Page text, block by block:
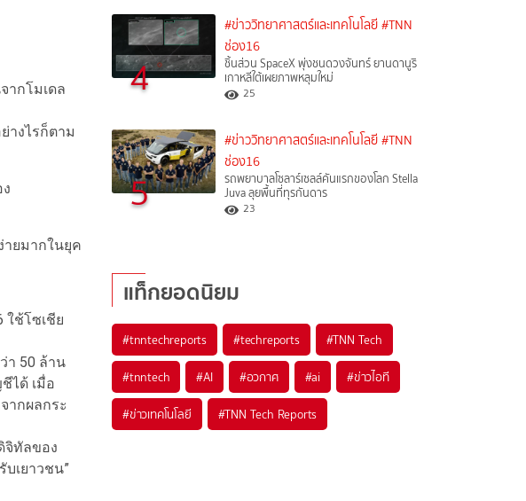
ากโมเดล
างไรก็ตาม
ายมากในยุค
ใช้โซเชีย
า 50 ล้าน
ได้ เมื่อ
ากผลกระ
จิทัลของ
เยาวชน”
4
#ข่าววิทยาศาสตร์และเทคโนโลยี #TNN
ช่อง16
ชิ้นส่วน SpaceX พุ่งชนดวงจันทร์ ยานดานูริ
เกาหลีใต้เผยภาพหลุมใหม่
25
5
#ข่าววิทยาศาสตร์และเทคโนโลยี #TNN
ช่อง16
รถพยาบาลโซลาร์เซลล์คันแรกของโลก Stella
Juva ลุยพื้นที่ทุรกันดาร
23
แท็กยอดนิยม
#tnntechreports #techreports #TNN Tech
#tnntech #AI #อวกาศ #ai #ข่าวไอที
#ข่าวเทคโนโลยี #TNN Tech Reports